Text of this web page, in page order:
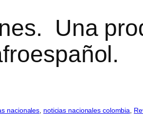
Una
nacionales, noticias nacionales colombia,